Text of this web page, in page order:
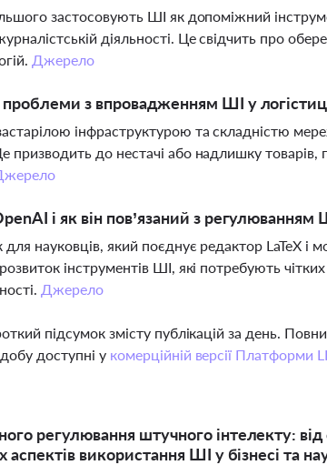
застосовують ШІ як допоміжний
діяльності. Це свідчить про
Джерело
з впровадженням ШІ у
інфраструктурою та складністю
призводить до нестачі або надлишку
і як він пов’язаний з регулюванням
науковців, який поєднує редактор LaTeX і
інструментів ШІ, які потребують
Джерело
підсумок змісту публікацій за день.
доступні у комерційній версії Платформи
регулювання штучного інтелекту: від
використання ШІ у бізнесі та